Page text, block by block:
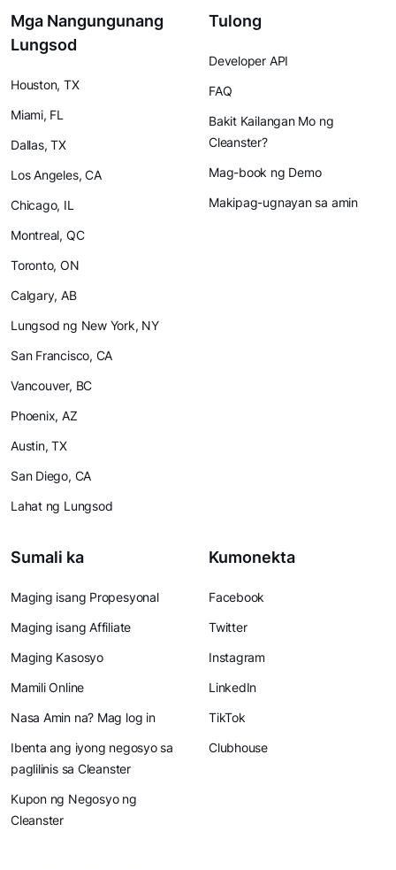
Mga Nangungunang
Lungsod
Houston, TX
Miami, FL
Dallas, TX
Los Angeles, CA
Chicago, IL
Montreal, QC
Toronto, ON
Calgary, AB
Lungsod ng New York, NY
San Francisco, CA
Vancouver, BC
Phoenix, AZ
Austin, TX
San Diego, CA
Lahat ng Lungsod
Tulong
Developer API
FAQ
Bakit Kailangan Mo ng
Cleanster?
Mag-book ng Demo
Makipag-ugnayan sa amin
Sumali ka
Maging isang Propesyonal
Maging isang Affiliate
Maging Kasosyo
Mamili Online
Nasa Amin na? Mag log in
Ibenta ang iyong negosyo sa
paglilinis sa Cleanster
Kupon ng Negosyo ng
Cleanster
Kumonekta
Facebook
Twitter
Instagram
LinkedIn
TikTok
Clubhouse